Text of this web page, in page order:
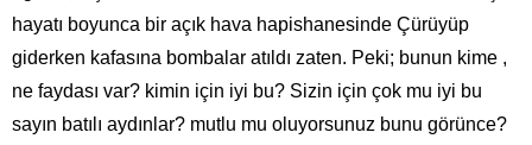
hayatı boyunca bir açık hava hapishanesinde Çürüyüp
giderken kafasına bombalar atıldı zaten. Peki; bunun kime ,
ne faydası var? kimin için iyi bu? Sizin için çok mu iyi bu
sayın batılı aydınlar? mutlu mu oluyorsunuz bunu görünce?